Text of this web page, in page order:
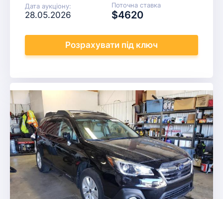
Дата аукціону:
28.05.2026
Поточна ставка
$4620
Розрахувати під ключ